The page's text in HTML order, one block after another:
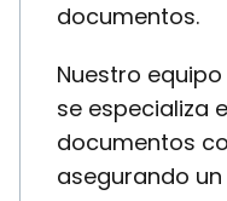
documentos.
Nuestro
se especializa
documentos
asegurando